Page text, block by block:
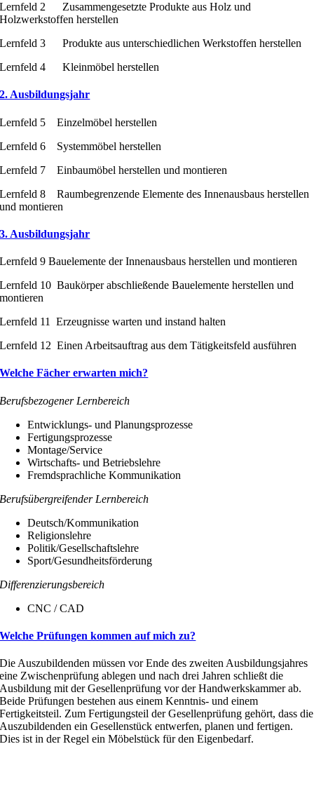
Lernfeld 2 Zusammengesetzte Produkte aus Holz und
Holzwerkstoffen herstellen
Lernfeld 3 Produkte aus unterschiedlichen Werkstoffen herstellen
Lernfeld 4 Kleinmöbel herstellen
2. Ausbildungsjahr
Lernfeld 5 Einzelmöbel herstellen
Lernfeld 6 Systemmöbel herstellen
Lernfeld 7 Einbaumöbel herstellen und montieren
Lernfeld 8 Raumbegrenzende Elemente des Innenausbaus herstellen
und montieren
3. Ausbildungsjahr
Lernfeld 9 Bauelemente der Innenausbaus herstellen und montieren
Lernfeld 10 Baukörper abschließende Bauelemente herstellen und
montieren
Lernfeld 11 Erzeugnisse warten und instand halten
Lernfeld 12 Einen Arbeitsauftrag aus dem Tätigkeitsfeld ausführen
Welche Fächer erwarten mich?
Berufsbezogener Lernbereich
Entwicklungs- und Planungsprozesse
Fertigungsprozesse
Montage/Service
Wirtschafts- und Betriebslehre
Fremdsprachliche Kommunikation
Berufsübergreifender Lernbereich
Deutsch/Kommunikation
Religionslehre
Politik/Gesellschaftslehre
Sport/Gesundheitsförderung
Differenzierungsbereich
CNC / CAD
Welche Prüfungen kommen auf mich zu?
Die Auszubildenden müssen vor Ende des zweiten Ausbildungsjahres
eine Zwischenprüfung ablegen und nach drei Jahren schließt die
Ausbildung mit der Gesellenprüfung vor der Handwerkskammer ab.
Beide Prüfungen bestehen aus einem Kenntnis- und einem
Fertigkeitsteil. Zum Fertigungsteil der Gesellenprüfung gehört, dass die
Auszubildenden ein Gesellenstück entwerfen, planen und fertigen.
Dies ist in der Regel ein Möbelstück für den Eigenbedarf.